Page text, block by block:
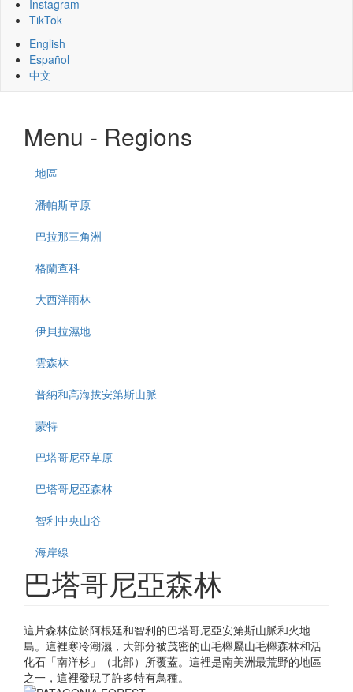
Instagram
TikTok
English
Español
中文
Menu - Regions
地區
潘帕斯草原
巴拉那三角洲
格蘭查科
大西洋雨林
伊貝拉濕地
雲森林
普納和高海拔安第斯山脈
蒙特
巴塔哥尼亞草原
巴塔哥尼亞森林
智利中央山谷
海岸線
巴塔哥尼亞森林
這片森林位於阿根廷和智利的巴塔哥尼亞安第斯山脈和火地
島。這裡寒冷潮濕，大部分被茂密的山毛櫸屬山毛櫸森林和活
化石「南洋杉」（北部）所覆蓋。這裡是南美洲最荒野的地區
之一，這裡發現了許多特有鳥種。